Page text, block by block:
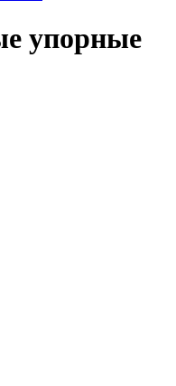
упорные